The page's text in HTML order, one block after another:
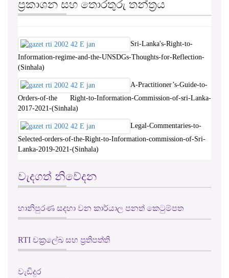
ප්‍රකාශන සහ තොරතුරු තන්ත්‍රය
Sri-Lanka's-Right-to-
Information-regime-and-the-UNSDGs-Thoughts-for-Reflection-
(Sinhala)
A-Practitioner’s-Guide-to-
Orders-of-the Right-to-Information-Commission-of-sri-Lanka-
2017-2021-(Sinhala)
Legal-Commentaries-to-
Selected-orders-of-the-Right-to-Information-commission-of-Sri-
Lanka-2019-2021-(Sinhala)
වැදගත් නිවේදන
හානිපුරණ සදහා වන කාර්යාල පනත් කෙටුම්පත
RTI චක්‍රලේඛ සහ ප්‍රතිපත්ති
වැඩිදුර